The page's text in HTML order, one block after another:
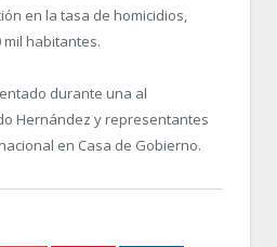
en la tasa de homicidios,
mil habitantes.
durante una al
Hernández y representantes
en Casa de Gobierno.